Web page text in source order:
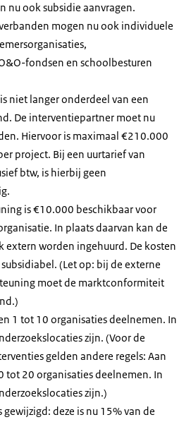
nu ook subsidie aanvragen.
mogen nu ook individuele
fondsen en schoolbesturen
niet langer onderdeel van een
De interventiepartner moet nu
Hiervoor is maximaal €210.000
project. Bij een uurtarief van
btw, is hierbij geen
is €10.000 beschikbaar voor
In plaats daarvan kan de
extern worden ingehuurd. De kosten
(Let op: bij de externe
moet de marktconformiteit
1 tot 10 organisaties deelnemen. In
zijn. (Voor de
gelden andere regels: Aan
tot 20 organisaties deelnemen. In
zijn.)
gewijzigd: deze is nu 15% van de